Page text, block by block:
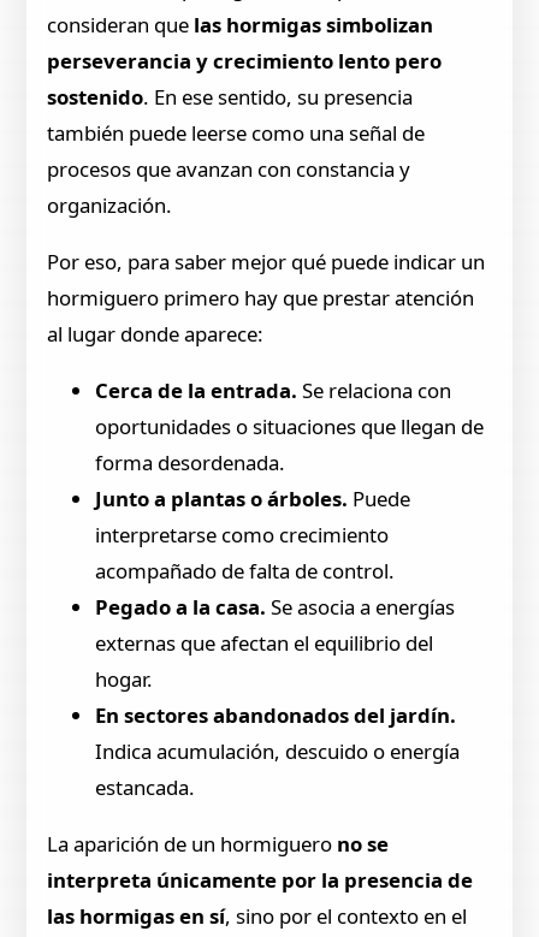
consideran que las hormigas simbolizan
perseverancia y crecimiento lento pero
sostenido. En ese sentido, su presencia
también puede leerse como una señal de
procesos que avanzan con constancia y
organización.
Por eso, para saber mejor qué puede indicar un
hormiguero primero hay que prestar atención
al lugar donde aparece:
Cerca de la entrada. Se relaciona con
oportunidades o situaciones que llegan de
forma desordenada.
Junto a plantas o árboles. Puede
interpretarse como crecimiento
acompañado de falta de control.
Pegado a la casa.Se asocia a energías
externas que afectan el equilibrio del
hogar.
En sectores abandonados del jardín.
Indica acumulación, descuido o energía
estancada.
La aparición de un hormiguero no se
interpreta únicamente por la presencia de
las hormigas en sí, sino por el contexto en el